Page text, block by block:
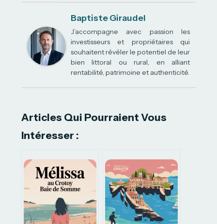
Baptiste Giraudel
J’accompagne avec passion les
investisseurs et propriétaires qui
souhaitent révéler le potentiel de leur
bien littoral ou rural, en alliant
rentabilité, patrimoine et authenticité.
Articles Qui Pourraient Vous
Intéresser :